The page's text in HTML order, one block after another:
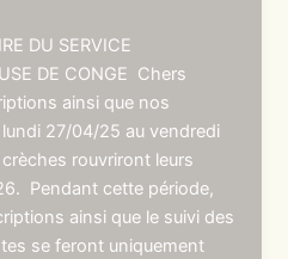
DU SERVICE
DE CONGE Chers
ainsi que nos
27/04/25 au vendredi
rouvriront leurs
Pendant cette période,
ainsi que le suivi des
se feront uniquement